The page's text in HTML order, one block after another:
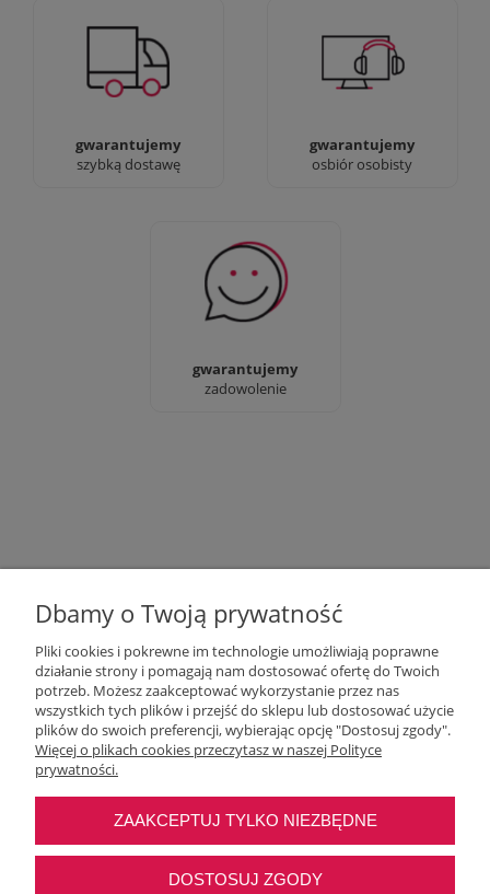
gwarantujemy
szybką dostawę
90% dostaw następnego
dnia, bez dopłat!
gwarantujemy
osbiór osobisty
Jesteśmy prawdziwi :)
możesz przyjść i
gwarantujemy
zadowolenie
Sprawdź nasze 100%
zadowolenia Klientów
Moje konto
Najczęstsze pytania
Dbamy o Twoją prywatność
Pliki cookies i pokrewne im technologie umożliwiają poprawne
działanie strony i pomagają nam dostosować ofertę do Twoich
potrzeb. Możesz zaakceptować wykorzystanie przez nas
wszystkich tych plików i przejść do sklepu lub dostosować użycie
plików do swoich preferencji, wybierając opcję "Dostosuj zgody".
Więcej o plikach cookies przeczytasz w naszej Polityce
prywatności.
ZAAKCEPTUJ TYLKO NIEZBĘDNE
DOSTOSUJ ZGODY